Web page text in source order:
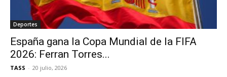
Deportes
España gana la Copa Mundial de la FIFA
2026: Ferran Torres...
TASS - 20 julio, 2026